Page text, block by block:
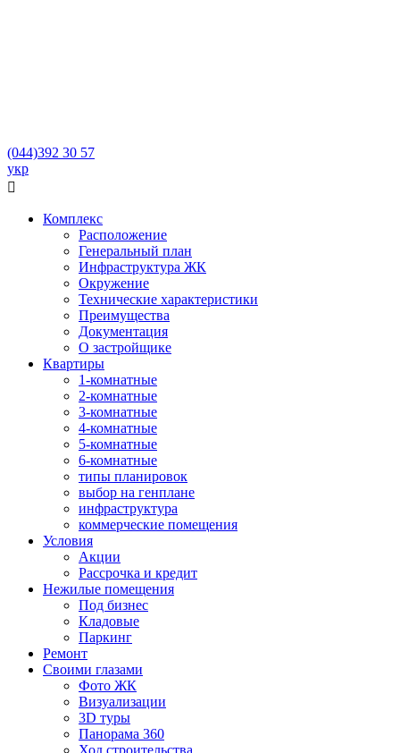
(044)392 30 57
укр

Комплекс
Расположение
Генеральный план
Инфраструктура ЖК
Окружение
Технические характеристики
Преимущества
Документация
О застройщике
Квартиры
1-комнатные
2-комнатные
3-комнатные
4-комнатные
5-комнатные
6-комнатные
типы планировок
выбор на генплане
инфраструктура
коммерческие помещения
Условия
Акции
Рассрочка и кредит
Нежилые помещения
Под бизнес
Кладовые
Паркинг
Ремонт
Своими глазами
Фото ЖК
Визуализации
3D туры
Панорама 360
Ход строительства